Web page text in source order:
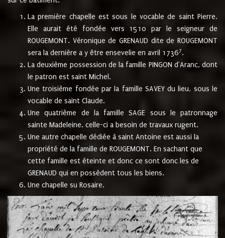
La première chapelle est sous le vocable de saint Pierre.
Elle aurait été fondée vers 1510 par le seigneur de
ROUGEMONT. Véronique de GRENAUD dite de ROUGEMONT
sera la dernière a y être ensevelie en avril 17367.
La deuxième possession de la famille PINGON d'Aranc, dont
le patron est saint Michel.
Une troisième fondée par la famille SAVEY du lieu, sous le
vocable de saint Claude.
Une quatrième de la famille SAGE sous le patronnage
sainte Madeleine. celle-ci a besoin de travaux rugent.
Une autre chapelle dédiée à saint Antoine est aussi la
propriété de la famille de ROUGEMONT. En sachant que
cette famille est éteinte et donc ce sont donc les de
GRENAUD qui en possèdent tous les biens.
Une chapelle su Rosaire.